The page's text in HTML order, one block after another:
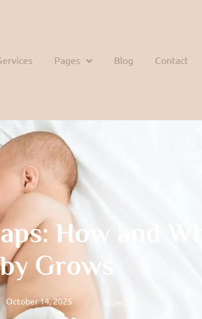
Pages Blog Contact
How and
Grows
October 14, 2025 Injectors